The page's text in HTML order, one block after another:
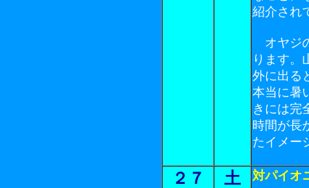
紹介され
オヤジ
ります。
外に出る
本当に暑
きには完
時間が長
たイメー
２７ 土 対パイオ